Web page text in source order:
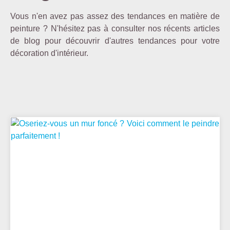
Vous n'en avez pas assez des tendances en matière de
peinture ? N'hésitez pas à consulter nos récents articles
de blog pour découvrir d'autres tendances pour votre
décoration d'intérieur.